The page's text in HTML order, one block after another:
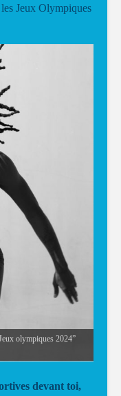
Jeux Olympiques
olympiques 2024”
devant toi,